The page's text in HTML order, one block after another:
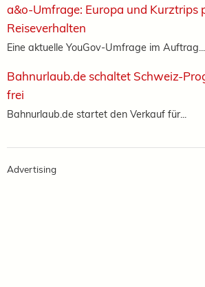
a&o-Umfrage: Europa und Kurztrips
Reiseverhalten
Eine aktuelle YouGov-Umfrage im Auftrag...
Bahnurlaub.de schaltet Schweiz-
frei
Bahnurlaub.de startet den Verkauf für...
Advertising